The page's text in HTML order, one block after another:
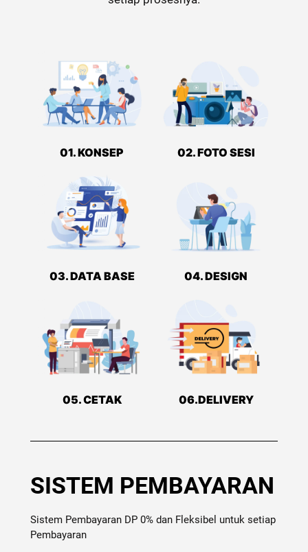
01. KONSEP 02. FOTO SESI
03. DATA BASE 04. DESIGN
05. CETAK 06.DELIVERY
SISTEM PEMBAYARAN
Sistem Pembayaran DP 0% dan Fleksibel untuk setiap
Pembayaran